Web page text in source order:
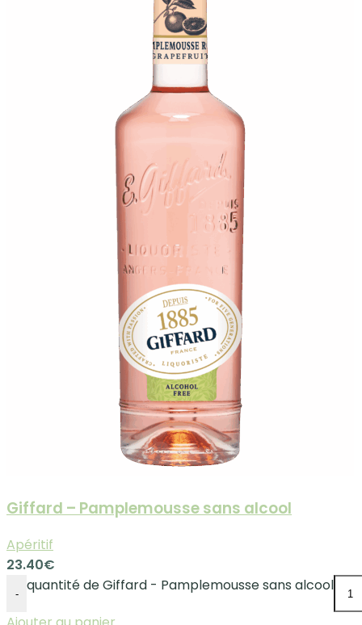
Giffard – Pamplemousse sans alcool
Apéritif
23.40€
-
quantité de Giffard - Pamplemousse sans alcool